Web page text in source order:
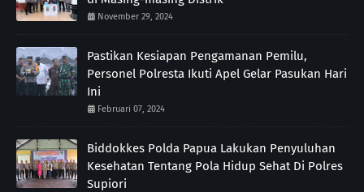
November 29, 2024
Pastikan Kesiapan Pengamanan Pemilu,
Personel Polresta Ikuti Apel Gelar Pasukan Hari
Ini
Februari 07, 2024
Biddokkes Polda Papua Lakukan Penyuluhan
Kesehatan Tentang Pola Hidup Sehat Di Polres
Supiori